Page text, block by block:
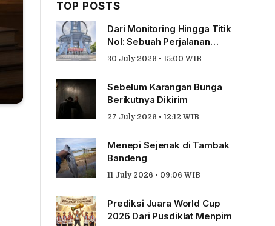
TOP POSTS
Dari Monitoring Hingga Titik
Nol: Sebuah Perjalanan
Tentang Pengabdian
30 July 2026 • 15:00 WIB
Sebelum Karangan Bunga
Berikutnya Dikirim
27 July 2026 • 12:12 WIB
Menepi Sejenak di Tambak
Bandeng
11 July 2026 • 09:06 WIB
Prediksi Juara World Cup
2026 Dari Pusdiklat Menpim